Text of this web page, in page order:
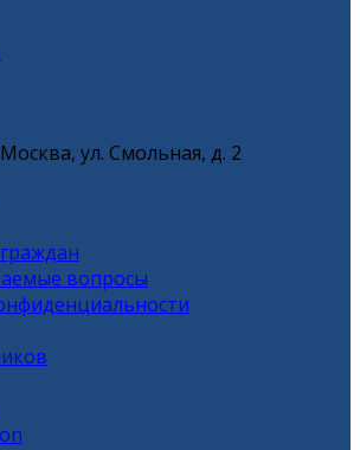
Москва, ул. Смольная, д. 2
вопросы